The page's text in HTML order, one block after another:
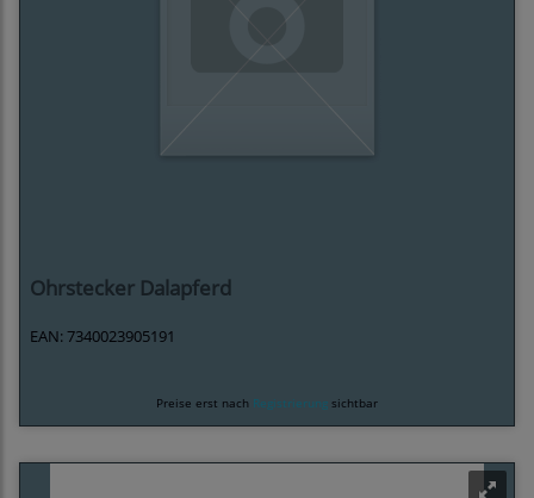
Ohrstecker Dalapferd
EAN: 7340023905191
Preise erst nach Registrierung sichtbar